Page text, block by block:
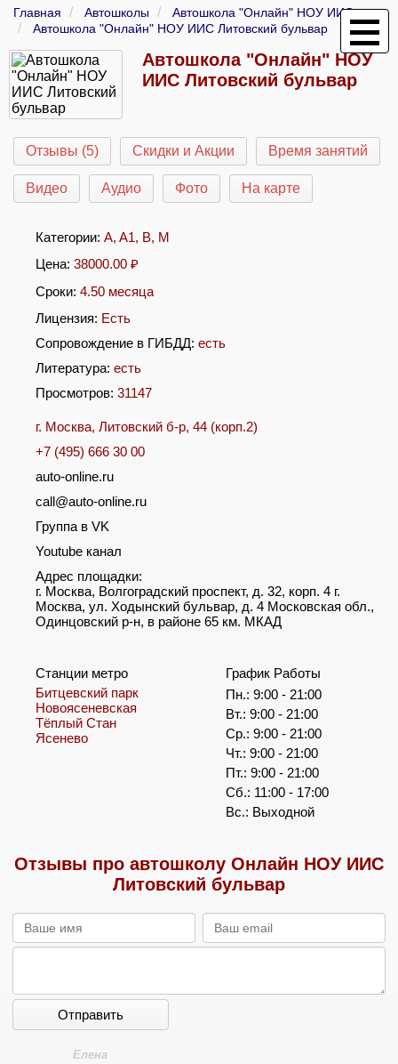
Главная Автошколы
Автошкола "Онлайн" НОУ ИИС
Автошкола "Онлайн" НОУ ИИС Литовский бульвар
Автошкола "Онлайн" НОУ
ИИС Литовский бульвар
Отзывы (5) Скидки и Акции Время занятий
Видео Аудио Фото На карте
Категории: A, A1, B, M
Цена: 38000.00 ₽
Сроки: 4.50 месяца
Лицензия: Есть
Сопровождение в ГИБДД: есть
Литература: есть
Просмотров: 31147
г. Москва, Литовский б-р, 44 (корп.2)
+7 (495) 666 30 00
auto-online.ru
call@auto-online.ru
Группа в VK
Youtube канал
Адрес площадки:
г. Москва, Волгоградский проспект, д. 32, корп. 4 г.
Москва, ул. Ходынский бульвар, д. 4 Московская обл.,
Одинцовский р-н, в районе 65 км. МКАД
Станции метро
Битцевский парк
Новоясеневская
Тёплый Стан
Ясенево
График Работы
Пн.: 9:00 - 21:00
Вт.: 9:00 - 21:00
Ср.: 9:00 - 21:00
Чт.: 9:00 - 21:00
Пт.: 9:00 - 21:00
Сб.: 11:00 - 17:00
Вс.: Выходной
Отзывы про автошколу Онлайн НОУ ИИС
Литовский бульвар
Отправить
Елена